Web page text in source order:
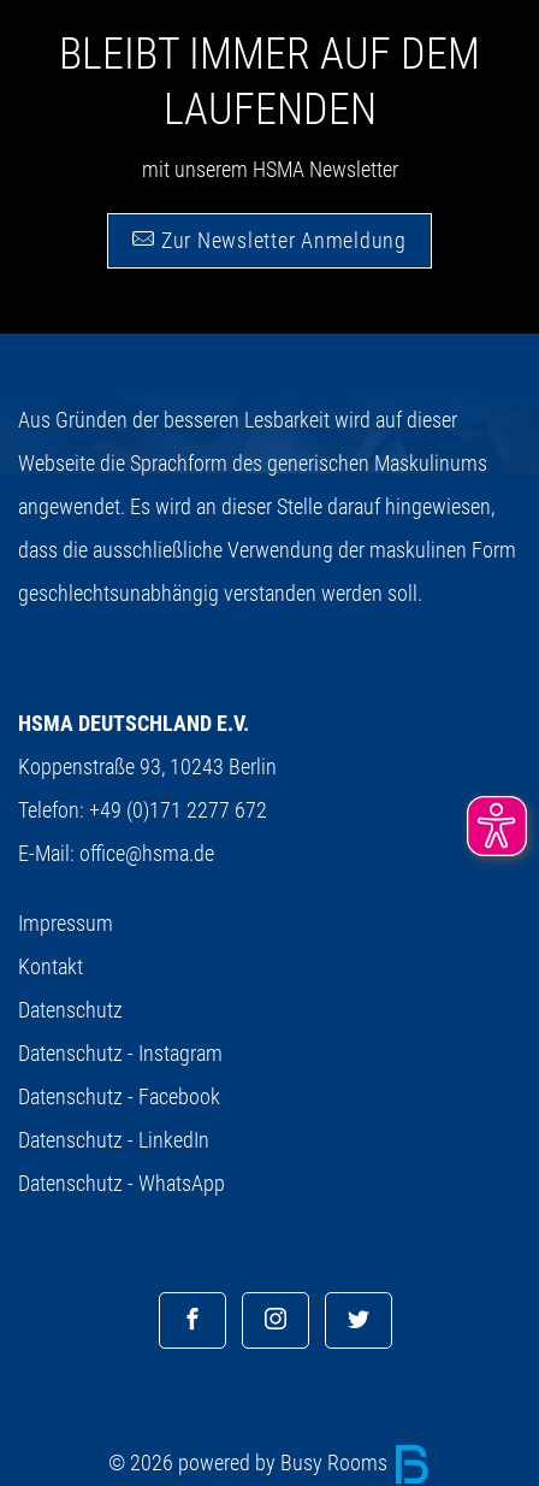
BLEIBT IMMER AUF DEM
LAUFENDEN
mit unserem HSMA Newsletter
Zur Newsletter Anmeldung
Aus Gründen der besseren Lesbarkeit wird auf dieser
Webseite die Sprachform des generischen Maskulinums
angewendet. Es wird an dieser Stelle darauf hingewiesen,
dass die ausschließliche Verwendung der maskulinen Form
geschlechtsunabhängig verstanden werden soll.
HSMA DEUTSCHLAND E.V.
Koppenstraße 93, 10243 Berlin
Telefon: +49 (0)171 2277 672
E-Mail: office@hsma.de
Impressum
Kontakt
Datenschutz
Datenschutz - Instagram
Datenschutz - Facebook
Datenschutz - LinkedIn
Datenschutz - WhatsApp
© 2026 powered by Busy Rooms